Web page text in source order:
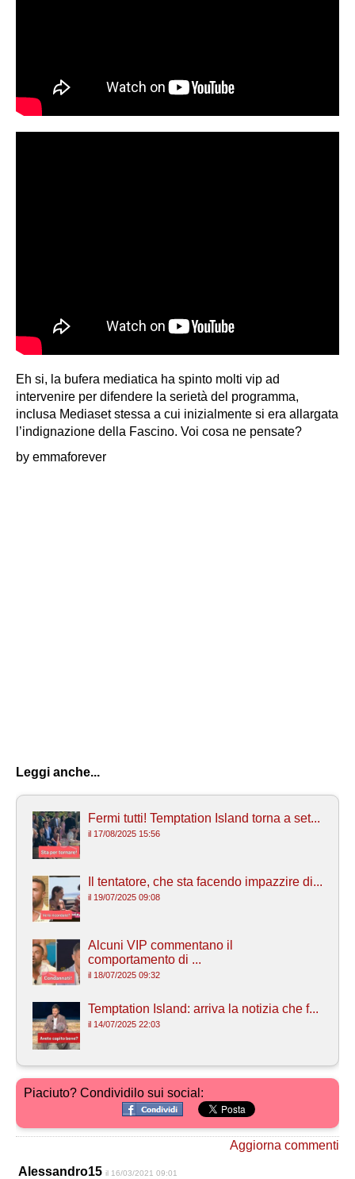
Eh si, la bufera mediatica ha spinto molti vip ad
intervenire per difendere la serietà del programma,
inclusa Mediaset stessa a cui inizialmente si era allargata
l’indignazione della Fascino. Voi cosa ne pensate?
by emmaforever
Leggi anche...
Fermi tutti! Temptation Island torna a set...
il 17/08/2025 15:56
Il tentatore, che sta facendo impazzire di...
il 19/07/2025 09:08
Alcuni VIP commentano il
comportamento di ...
il 18/07/2025 09:32
Temptation Island: arriva la notizia che f...
il 14/07/2025 22:03
Piaciuto? Condividilo sui social:
Aggiorna commenti
Alessandro15 il 16/03/2021 09:01